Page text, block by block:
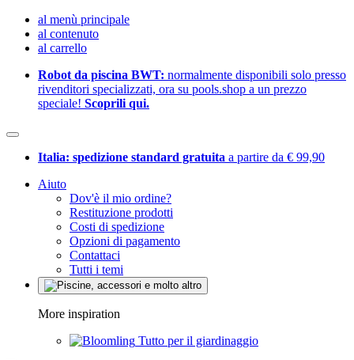
al menù principale
al contenuto
al carrello
Robot da piscina BWT: normalmente disponibili solo presso
rivenditori specializzati, ora su pools.shop a un prezzo
speciale! Scoprili qui.
Italia: spedizione standard gratuita a partire da € 99,90
Aiuto
Dov'è il mio ordine?
Restituzione prodotti
Costi di spedizione
Opzioni di pagamento
Contattaci
Tutti i temi
More inspiration
Tutto per il giardinaggio